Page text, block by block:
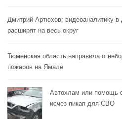
Дмитрий Артюхов: видеоаналитику
расширят на весь округ
Тюменская область направила
пожаров на Ямале
Автохлам или помощь
исчез пикап для СВО